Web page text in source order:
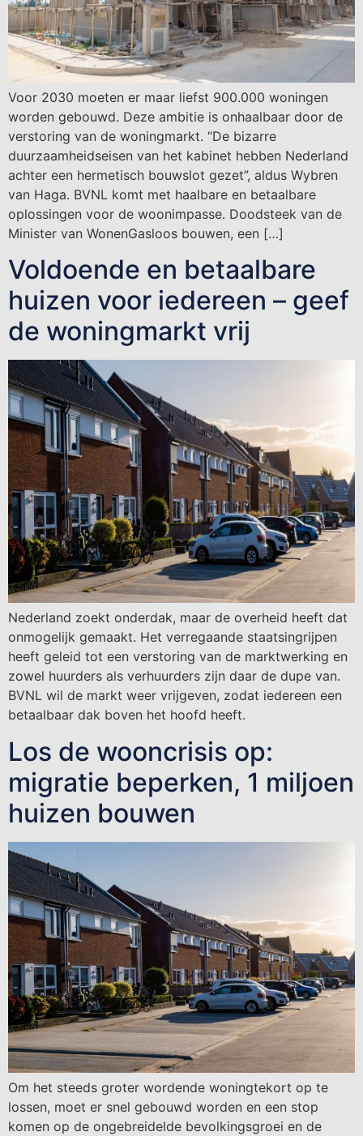
Voor 2030 moeten er maar liefst 900.000 woningen
worden gebouwd. Deze ambitie is onhaalbaar door de
verstoring van de woningmarkt. “De bizarre
duurzaamheidseisen van het kabinet hebben Nederland
achter een hermetisch bouwslot gezet”, aldus Wybren
van Haga. BVNL komt met haalbare en betaalbare
oplossingen voor de woonimpasse. Doodsteek van de
Minister van WonenGasloos bouwen, een […]
Voldoende en betaalbare
huizen voor iedereen – geef
de woningmarkt vrij
Nederland zoekt onderdak, maar de overheid heeft dat
onmogelijk gemaakt. Het verregaande staatsingrijpen
heeft geleid tot een verstoring van de marktwerking en
zowel huurders als verhuurders zijn daar de dupe van.
BVNL wil de markt weer vrijgeven, zodat iedereen een
betaalbaar dak boven het hoofd heeft.
Los de wooncrisis op:
migratie beperken, 1 miljoen
huizen bouwen
Om het steeds groter wordende woningtekort op te
lossen, moet er snel gebouwd worden en een stop
komen op de ongebreidelde bevolkingsgroei en de